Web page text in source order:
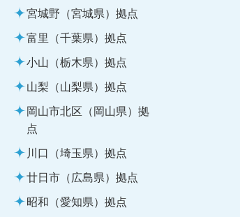
宮城野（宮城県）拠点
富里（千葉県）拠点
小山（栃木県）拠点
山梨（山梨県）拠点
岡山市北区（岡山県）拠
点
川口（埼玉県）拠点
廿日市（広島県）拠点
昭和（愛知県）拠点